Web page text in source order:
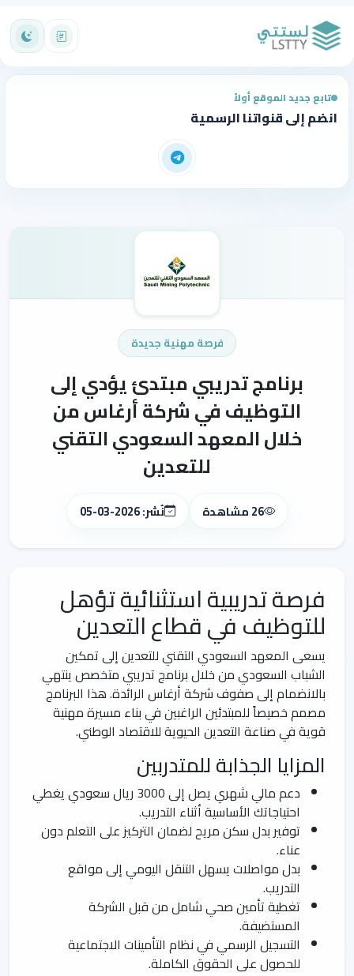
تابع جديد الموقع أولاً
انضم إلى قنواتنا الرسمية
فرصة مهنية جديدة
برنامج تدريبي مبتدئ يؤدي إلى
التوظيف في شركة أرغاس من
خلال المعهد السعودي التقني
للتعدين
26 مشاهدة نُشر: 2026-03-05
فرصة تدريبية استثنائية تؤهل
للتوظيف في قطاع التعدين
يسعى المعهد السعودي التقني للتعدين إلى تمكين
الشباب السعودي من خلال برنامج تدريبي متخصص ينتهي
بالانضمام إلى صفوف شركة أرغاس الرائدة. هذا البرنامج
مصمم خصيصاً للمبتدئين الراغبين في بناء مسيرة مهنية
قوية في صناعة التعدين الحيوية للاقتصاد الوطني.
المزايا الجذابة للمتدربين
دعم مالي شهري يصل إلى 3000 ريال سعودي يغطي
احتياجاتك الأساسية أثناء التدريب.
توفير بدل سكن مريح لضمان التركيز على التعلم دون
عناء.
بدل مواصلات يسهل التنقل اليومي إلى مواقع
التدريب.
تغطية تأمين صحي شامل من قبل الشركة
المستضيفة.
التسجيل الرسمي في نظام التأمينات الاجتماعية
للحصول على الحقوق الكاملة.